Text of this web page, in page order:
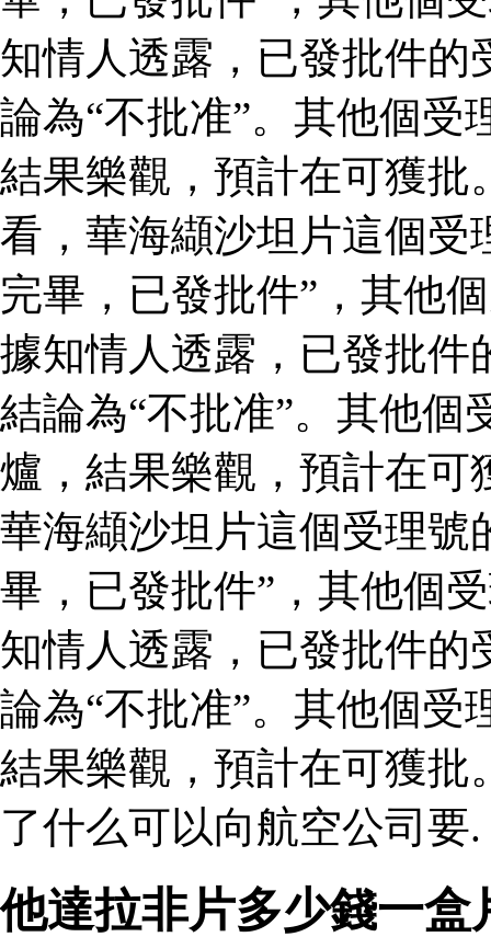
知情人透露，已發批件的
論為“不批准”。其他個受
結果樂觀，預計在可獲批
看，華海纈沙坦片這個受
完畢，已發批件”，其他
據知情人透露，已發批件
結論為“不批准”。其他個
爐，結果樂觀，預計在可
華海纈沙坦片這個受理號
畢，已發批件”，其他個
知情人透露，已發批件的
論為“不批准”。其他個受
結果樂觀，預計在可獲批
了什么可以向航空公司要.
他達拉非片多少錢一